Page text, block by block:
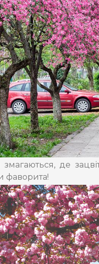
де
фаворита!